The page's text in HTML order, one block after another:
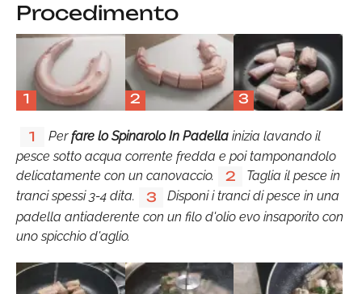
Procedimento
1 2 3
1 Perfare lo Spinarolo In Padella inizia lavando il
pesce sotto acqua corrente fredda e poi tamponandolo
delicatamente con un canovaccio.
2
Taglia il pesce in
tranci spessi 3-4 dita.
3
Disponi i tranci di pesce in una
padella antiaderente con un filo d'olio evo insaporito con
uno spicchio d'aglio.